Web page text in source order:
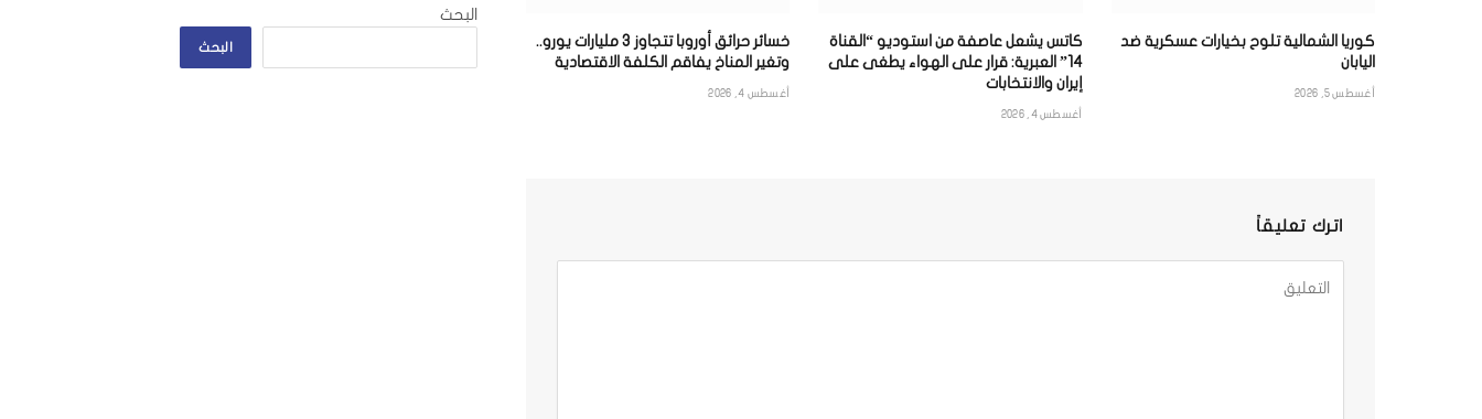
كوريا الشمالية تلوح بخيارات عسكرية ضد
اليابان
أغسطس 5, 2026
كاتس يشعل عاصفة من استوديو “القناة
14” العبرية: قرار على الهواء يطغى على
إيران والانتخابات
أغسطس 4, 2026
خسائر حرائق أوروبا تتجاوز 3 مليارات يورو..
وتغير المناخ يفاقم الكلفة الاقتصادية
أغسطس 4, 2026
اترك تعليقاً
البحث
البحث